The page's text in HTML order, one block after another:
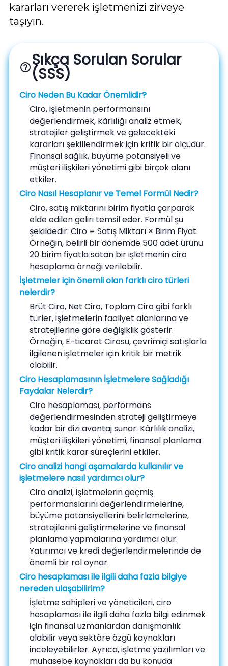
kararları vererek işletmenizi zirveye
taşıyın.
help_outlineSıkça Sorulan Sorular
(SSS)
Ciro Neden Bu Kadar Önemlidir?
Ciro, işletmenin performansını
değerlendirmek, kârlılığı analiz etmek,
stratejiler geliştirmek ve gelecekteki
kararları şekillendirmek için kritik bir ölçüdür.
Finansal sağlık, büyüme potansiyeli ve
müşteri ilişkileri yönetimi gibi birçok alanı
etkiler.
Ciro Nasıl Hesaplanır ve Temel Formül Nedir?
Ciro, satış miktarını birim fiyatla çarparak
elde edilen geliri temsil eder. Formül şu
şekildedir: Ciro = Satış Miktarı × Birim Fiyat.
Örneğin, belirli bir dönemde 500 adet ürünü
20 birim fiyatla satan bir işletmenin ciro
hesaplama örneği verilebilir.
İşletmeler için önemli olan farklı ciro türleri
nelerdir?
Brüt Ciro, Net Ciro, Toplam Ciro gibi farklı
türler, işletmelerin faaliyet alanlarına ve
stratejilerine göre değişiklik gösterir.
Örneğin, E-ticaret Cirosu, çevrimiçi satışlarla
ilgilenen işletmeler için kritik bir metrik
olabilir.
Ciro Hesaplamasının İşletmelere Sağladığı
Faydalar Nelerdir?
Ciro hesaplaması, performans
değerlendirmesinden strateji geliştirmeye
kadar bir dizi avantaj sunar. Kârlılık analizi,
müşteri ilişkileri yönetimi, finansal planlama
gibi kritik karar süreçlerini etkiler.
Ciro analizi hangi aşamalarda kullanılır ve
işletmelere nasıl yardımcı olur?
Ciro analizi, işletmelerin geçmiş
performanslarını değerlendirmelerine,
büyüme potansiyellerini belirlemelerine,
stratejilerini geliştirmelerine ve finansal
planlama yapmalarına yardımcı olur.
Yatırımcı ve kredi değerlendirmelerinde de
önemli bir rol oynar.
Ciro hesaplaması ile ilgili daha fazla bilgiye
nereden ulaşabilirim?
İşletme sahipleri ve yöneticileri, ciro
hesaplaması ile ilgili daha fazla bilgi edinmek
için finansal uzmanlardan danışmanlık
alabilir veya sektöre özgü kaynakları
inceleyebilirler. Ayrıca, işletme yazılımları ve
muhasebe kaynakları da bu konuda